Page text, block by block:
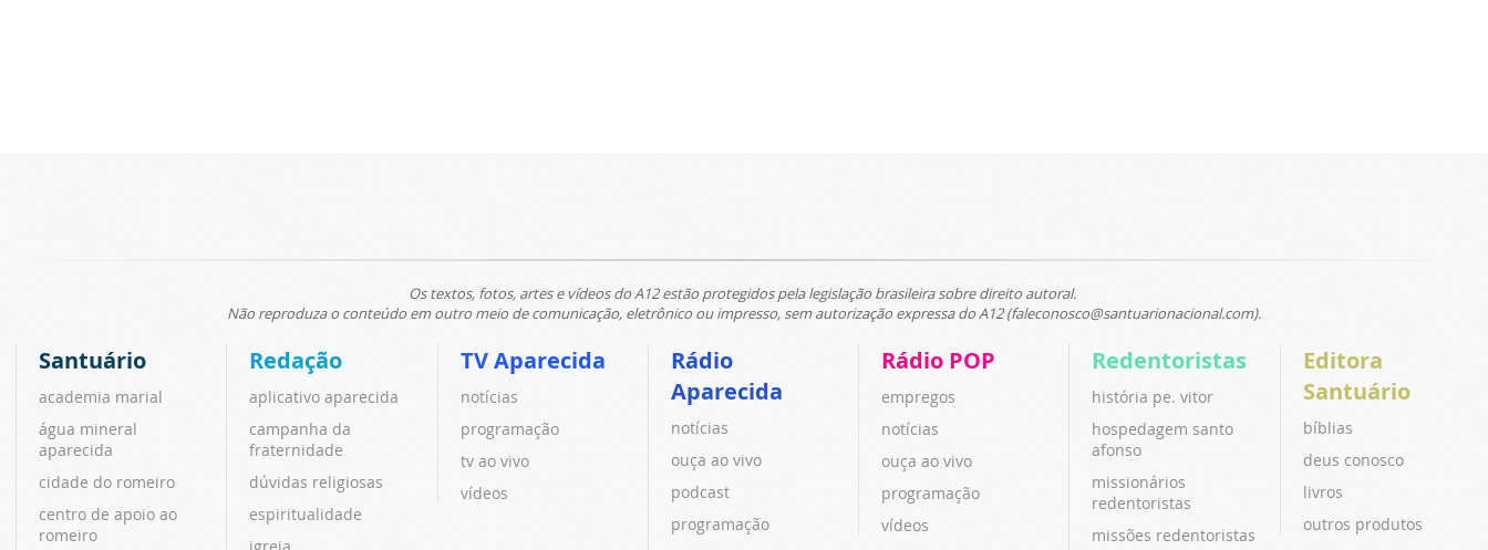
Os textos, fotos, artes e vídeos do A12 estão protegidos pela legislação brasileira sobre direito autoral.
Não reproduza o conteúdo em outro meio de comunicação, eletrônico ou impresso, sem autorização expressa do A12 (faleconosco@santuarionacional.com).
Santuário
academia marial
água mineral
aparecida
cidade do romeiro
centro de apoio ao
romeiro
Redação
aplicativo aparecida
campanha da
fraternidade
dúvidas religiosas
espiritualidade
igreja
TV Aparecida
notícias
programação
tv ao vivo
vídeos
Rádio
Aparecida
notícias
ouça ao vivo
podcast
programação
Rádio POP
empregos
notícias
ouça ao vivo
programação
vídeos
Redentoristas
história pe. vitor
hospedagem santo
afonso
missionários
redentoristas
missões redentoristas
Editora
Santuário
bíblias
deus conosco
livros
outros produtos